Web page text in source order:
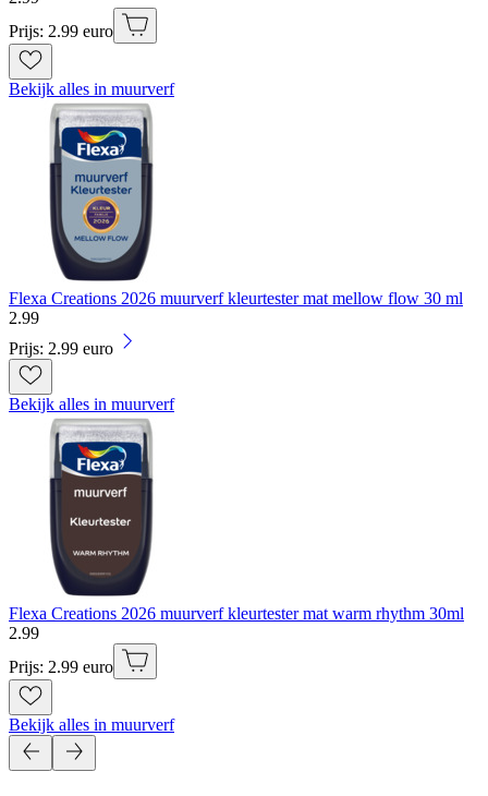
Prijs: 2.99 euro
Bekijk alles in muurverf
Flexa Creations 2026 muurverf kleurtester mat mellow flow 30 ml
2.99
Prijs: 2.99 euro
Bekijk alles in muurverf
Flexa Creations 2026 muurverf kleurtester mat warm rhythm 30ml
2.99
Prijs: 2.99 euro
Bekijk alles in muurverf